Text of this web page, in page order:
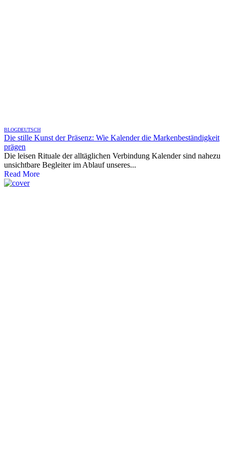
BLOGDEUTSCH
Die stille Kunst der Präsenz: Wie Kalender die Markenbeständigkeit
prägen
Die leisen Rituale der alltäglichen Verbindung Kalender sind nahezu
unsichtbare Begleiter im Ablauf unseres...
Read More